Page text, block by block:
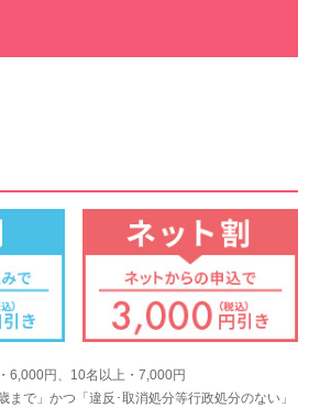
6,000円、10名以上・7,000円
で」かつ「違反･取消処分等行政処分のない」